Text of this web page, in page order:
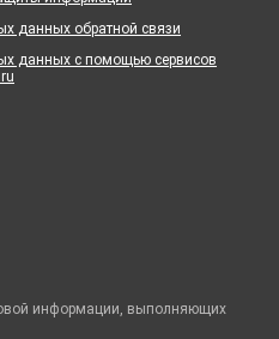
данных обратной связи
данных с помощью сервисов
информации, выполняющих